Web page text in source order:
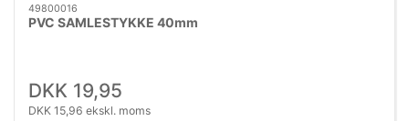
49800016
PVC SAMLESTYKKE 40mm
DKK 19,95
DKK 15,96 ekskl. moms